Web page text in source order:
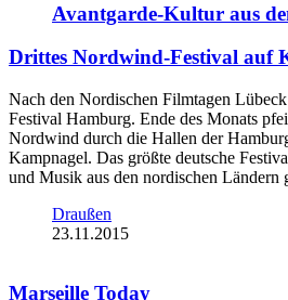
Avantgarde-Kultur aus
Drittes Nordwind-Festival auf
Nach den Nordischen Filmtagen
Festival Hamburg. Ende des Monats
Nordwind durch die Hallen der
Kampnagel. Das größte deutsche
und Musik aus den nordischen Ländern
Draußen
23.11.2015
Marseille Today